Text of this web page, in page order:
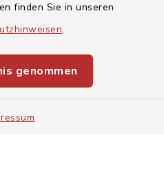
finden Sie in unseren
.
genommen